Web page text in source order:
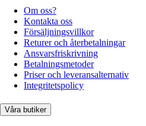
Om oss?
Kontakta oss
Försäljningsvillkor
Returer och återbetalningar
Ansvarsfriskrivning
Betalningsmetoder
Priser och leveransalternativ
Integritetspolicy
Våra butiker